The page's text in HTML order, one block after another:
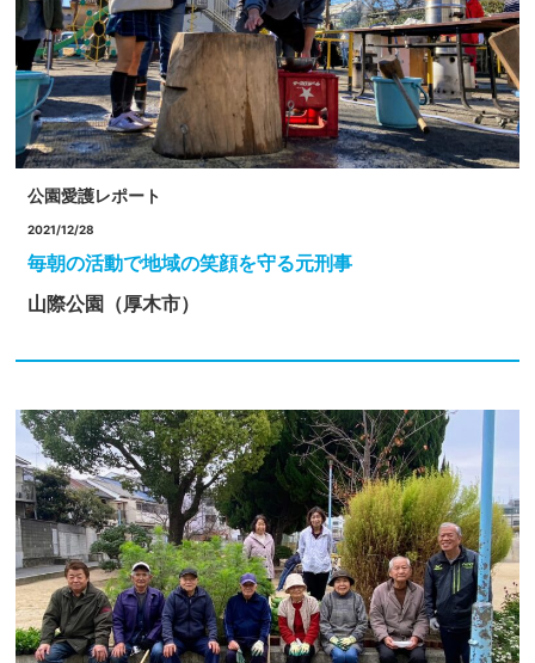
公園愛護レポート
2021/12/28
毎朝の活動で地域の笑顔を守る元刑事
山際公園（厚木市）